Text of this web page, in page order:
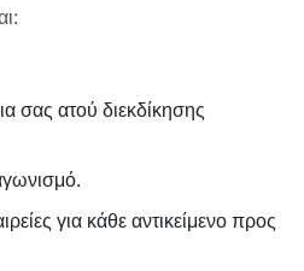
σας ατού διεκδίκησης
για κάθε αντικείμενο προς